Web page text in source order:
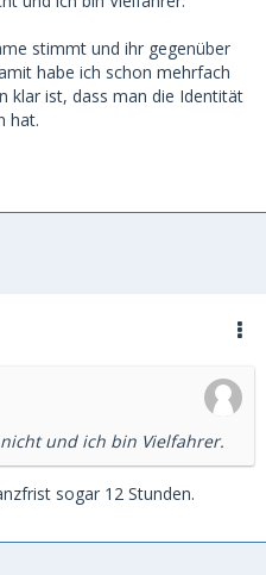
stimmt und ihr gegenüber
habe ich schon mehrfach
klar ist, dass man die Identität
hat.
und ich bin Vielfahrer.
sogar 12 Stunden.